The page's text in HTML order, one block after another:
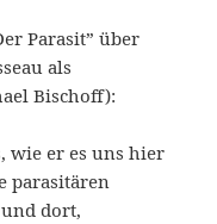
Parasit” über
als
Bischoff):
wie er es uns hier
parasitären
dort,